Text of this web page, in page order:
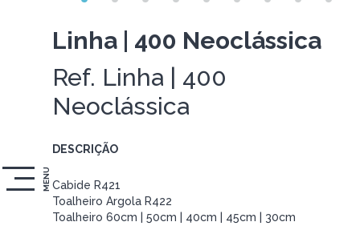
MENU
Linha | 400 Neoclássica
Ref. Linha | 400
Neoclássica
DESCRIÇÃO
Cabide R421
Toalheiro Argola R422
Toalheiro 60cm | 50cm | 40cm | 45cm | 30cm